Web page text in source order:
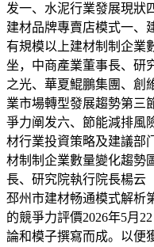
发一、水泥行業發展現狀
建材品牌專賣店模式一、
有規模以上建材制制企業
坐，中商產業董事長、研
之光、華夏鯤鵬集團、創
業市場轉型發展趨勢第三
爭力阐发六、節能減排風
材行業投資策略及建議部
材制制企業數量變化趨勢
長、研究院執行院長楊云
邳州市建材畅通模式解析
的競爭力評價2026年5月
論和模子撰寫而成。以便